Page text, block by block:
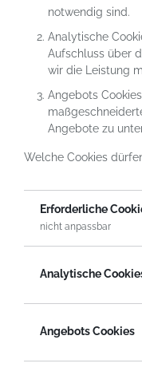
SPENDEN AN
HelpDirect Spenden an
notwendig sind.
Analytische
Aufschluss über
wir die Leistung
Angebots
Angebote zu
Welche Cookies
Erforderliche
nicht anpassbar
Analytische
Angebots Cookies